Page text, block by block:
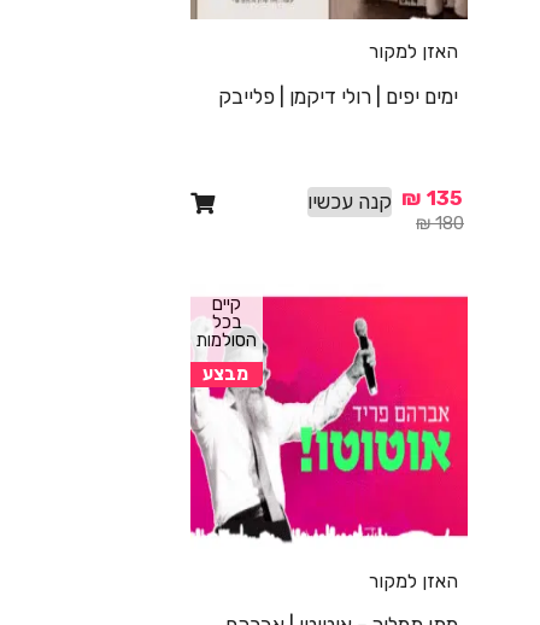
האזן למקור
ימים יפים | רולי דיקמן | פלייבק
₪180
₪ 135 קנה עכשיו
קיים
בכל
הסולמות
מבצע
האזן למקור